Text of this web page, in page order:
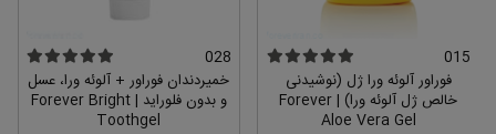
بله قطعا محصولات فوراور امریکا با تکنولوژی روز دنیا و توسط
کیفیت و اثر رو خواهند داشت
015
فوراور آلوئه ورا ژل (نوشیدنی
خالص ژل آلوئه ورا) | Forever
Aloe Vera Gel
028
خمیردندان فوراور + آلوئه ورا، عسل
و بدون فلوراید | Forever Bright
Toothgel